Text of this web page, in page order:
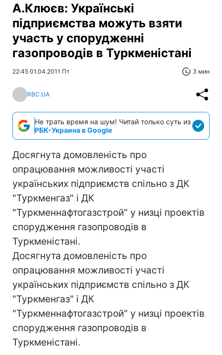
А.Клюєв: Українські
підприємства можуть взяти
участь у спорудженні
газопроводів в Туркменістані
22:45 01.04.2011 Пт 3 мин
RBC.UA
Не трать время на шум! Читай только суть из
РБК-Украина в Google
Досягнута домовленість про
опрацювання можливості участі
українських підприємств спільно з ДК
"Туркменгаз" і ДК
"Туркменнафтогазстрой" у низці проектів
спорудження газопроводів в
Туркменістані.
Досягнута домовленість про
опрацювання можливості участі
українських підприємств спільно з ДК
"Туркменгаз" і ДК
"Туркменнафтогазстрой" у низці проектів
спорудження газопроводів в
Туркменістані.